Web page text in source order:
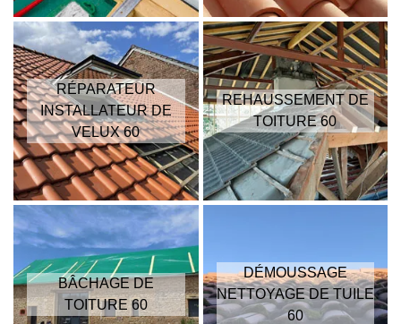
RÉPARATEUR
INSTALLATEUR DE
VELUX 60
REHAUSSEMENT DE
TOITURE 60
BÂCHAGE DE
TOITURE 60
DÉMOUSSAGE
NETTOYAGE DE TUILE
60